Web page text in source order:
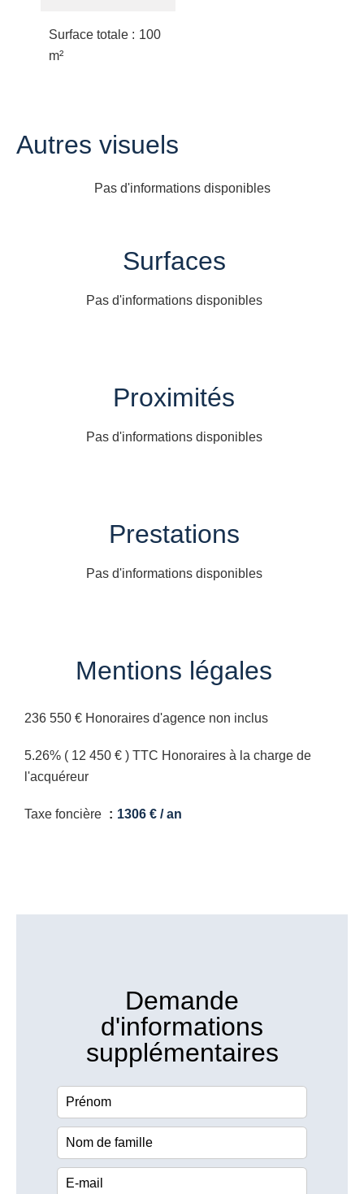
Surface totale
100
m²
Autres visuels
Pas d'informations disponibles
Surfaces
Pas d'informations disponibles
Proximités
Pas d'informations disponibles
Prestations
Pas d'informations disponibles
Mentions légales
236 550 € Honoraires d'agence non inclus
5.26% ( 12 450 € ) TTC Honoraires à la charge de
l'acquéreur
Taxe foncière 1306 € / an
Demande
d'informations
supplémentaires